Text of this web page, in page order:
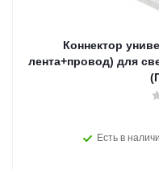
Коннектор
лента+провод) для
Есть в